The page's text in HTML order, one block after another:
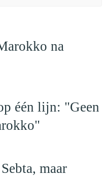
na
één lijn: "Geen
maar